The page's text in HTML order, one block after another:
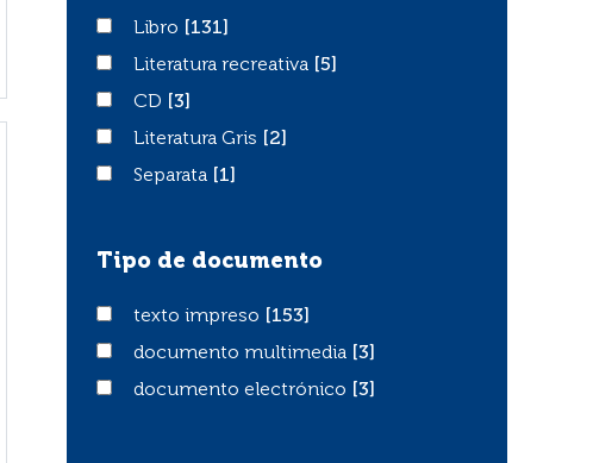
LibroLibro
[131]
Literatura recreativa
Literatura recreativa
[5]
CD
CD
[3]
Literatura Gris
Literatura Gris
[2]
SeparataSeparata [1]
Tipo de documento
texto impreso
texto impreso
[153]
documento multimedia
documento multimedia
[3]
documento electrónico
documento electrónico [3]